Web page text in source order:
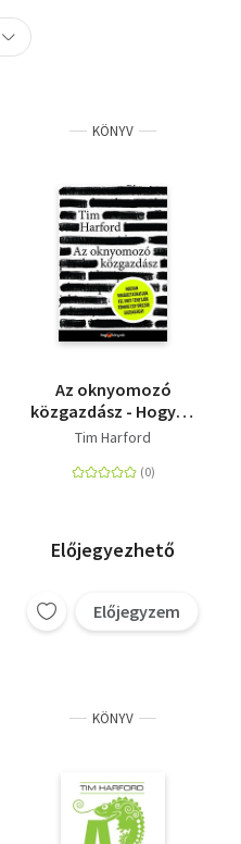
KÖNYV
Az oknyomozó
közgazdász - Hogyan
virágoztathatjuk fel
egy ország
Tim Harford
Előjegyezhető
Előjegyzem
KÖNYV